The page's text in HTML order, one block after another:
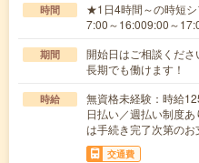
時間
★1日4時間～の時短
7:00～16:009:00～
期間
開始日はご相談くだ
長期でも働けます！
時給
無資格未経験：時給
日払い／週払い制度
は手続き完了次第のお
交通費